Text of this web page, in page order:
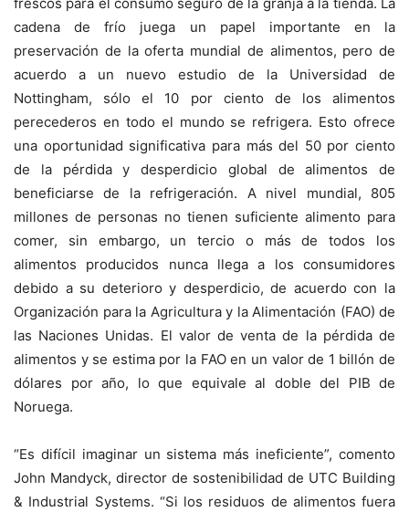
cadena de frío juega un papel importante en la
preservación de la oferta mundial de alimentos, pero de
acuerdo a un nuevo estudio de la Universidad de
Nottingham, sólo el 10 por ciento de los alimentos
perecederos en todo el mundo se refrigera. Esto ofrece
una oportunidad significativa para más del 50 por ciento
de la pérdida y desperdicio global de alimentos de
beneficiarse de la refrigeración. A nivel mundial, 805
millones de personas no tienen suficiente alimento para
comer, sin embargo, un tercio o más de todos los
alimentos producidos nunca llega a los consumidores
debido a su deterioro y desperdicio, de acuerdo con la
Organización para la Agricultura y la Alimentación (FAO) de
las Naciones Unidas. El valor de venta de la pérdida de
alimentos y se estima por la FAO en un valor de 1 billón de
dólares por año, lo que equivale al doble del PIB de
Noruega.
“Es difícil imaginar un sistema más ineficiente”, comento
John Mandyck, director de sostenibilidad de UTC Building
& Industrial Systems. “Si los residuos de alimentos fuera